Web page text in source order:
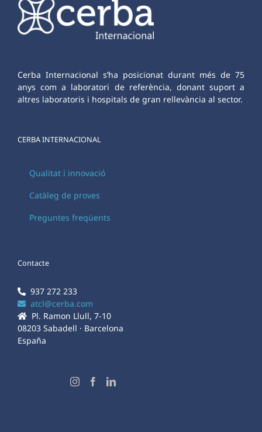
Cerba Internacional s’ha posicionat durant més de 75
anys com a laboratori de referència, donant suport a
altres laboratoris i hospitals de gran rellevància al sector.
CERBA INTERNACIONAL
Qualitat i innovació
Catàleg de proves
Preguntes freqüents
Contacte
937 272 233
atcl@cerba.com
Pl. Ramon Llull, 7-10
08203 Sabadell · Barcelona
España